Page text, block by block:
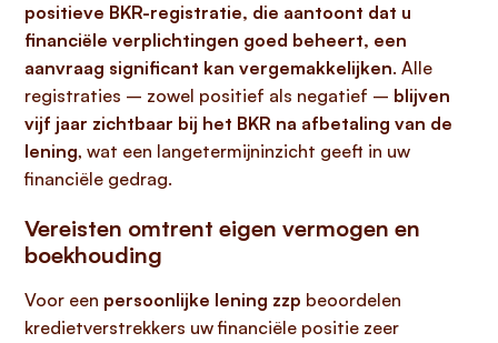
positieve BKR-registratie, die aantoont dat u
financiële verplichtingen goed beheert, een
aanvraag significant kan vergemakkelijken. Alle
registraties – zowel positief als negatief – blijven
vijf jaar zichtbaar bij het BKR na afbetaling van de
lening, wat een langetermijninzicht geeft in uw
financiële gedrag.
Vereisten omtrent eigen vermogen en
boekhouding
Voor een persoonlijke lening zzp beoordelen
kredietverstrekkers uw financiële positie zeer